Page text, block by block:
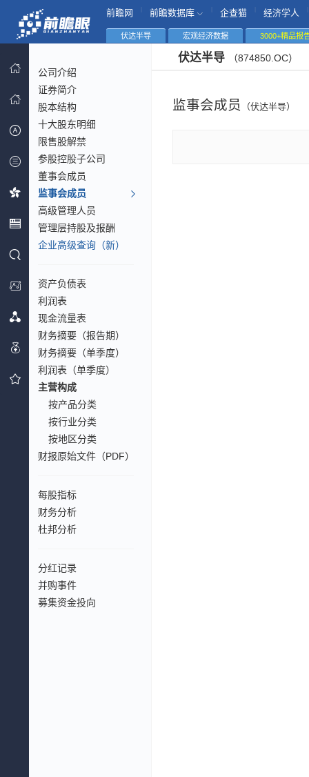
前瞻网 前瞻数据库 企查猫 经济学人
伏达半导 宏观经济数据 3000+精品报
公司介绍
证券简介
股本结构
十大股东明细
限售股解禁
参股控股子公司
董事会成员
监事会成员
高级管理人员
管理层持股及报酬
企业高级查询（新）
资产负债表
利润表
现金流量表
财务摘要（报告期）
财务摘要（单季度）
利润表（单季度）
主营构成
按产品分类
按行业分类
按地区分类
财报原始文件（PDF）
每股指标
财务分析
杜邦分析
分红记录
并购事件
募集资金投向
伏达半导 （874850.OC）
监事会成员 （伏达半导）